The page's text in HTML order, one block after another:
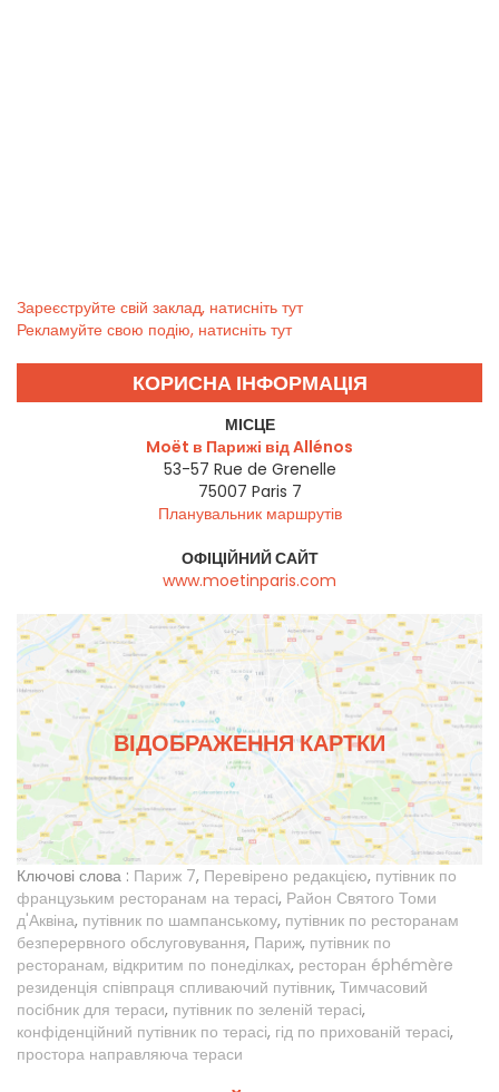
Зареєструйте свій заклад, натисніть тут
Рекламуйте свою подію, натисніть тут
КОРИСНА ІНФОРМАЦІЯ
МІСЦЕ
Moët в Парижі від Allénos
53-57 Rue de Grenelle
75007 Paris 7
Планувальник маршрутів
ОФІЦІЙНИЙ САЙТ
www.moetinparis.com
ВІДОБРАЖЕННЯ КАРТКИ
Ключові слова : Париж 7, Перевірено редакцією, путівник по
французьким ресторанам на терасі, Район Святого Томи
д'Аквіна, путівник по шампанському, путівник по ресторанам
безперервного обслуговування, Париж, путівник по
ресторанам, відкритим по понеділках, ресторан éphémère
резиденція співпраця спливаючий путівник, Тимчасовий
посібник для тераси, путівник по зеленій терасі,
конфіденційний путівник по терасі, гід по прихованій терасі,
простора направляюча тераси